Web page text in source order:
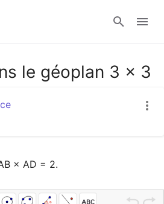
le géoplan 3 × 3
× AD = 2.